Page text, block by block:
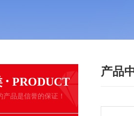
· PRODUCT
产品是信誉的保证！
产品